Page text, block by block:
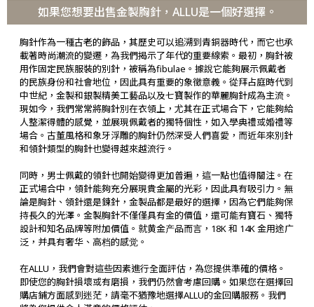
如果您想要出售金製胸針，ALLU是一個好選擇。
胸針作為一種古老的飾品，其歷史可以追溯到青銅器時代，而它也承
載著時尚潮流的變遷，為我們揭示了年代的重要線索。最初，胸針被
用作固定民族服裝的別針，被稱為fibulae。據說它能夠展示佩戴者
的民族身份和社會地位，因此具有重要的象徵意義。從拜占庭時代到
中世紀，金製和銀製精美工藝品以及七寶製作的華麗胸針成為主流。
現如今，我們常常將胸針別在衣領上，尤其在正式場合下，它能夠給
人整潔得體的感覺，並展現佩戴者的獨特個性，如入學典禮或婚禮等
場合。古董風格和象牙浮雕的胸針仍然深受人們喜愛，而近年來別針
和領針類型的胸針也變得越來越流行。
同時，男士佩戴的領針也開始變得更加普遍，這一點也值得關注。在
正式場合中，領針能夠充分展現貴金屬的光彩，因此具有吸引力。無
論是胸針、領針還是鍊針，金製品都是最好的選擇，因為它們能夠保
持長久的光澤。金製胸針不僅僅具有金的價值，還可能有寶石、獨特
設計和知名品牌等附加價值。就黄金产品而言，18K 和 14K 金用途广
泛，并具有奢华、高档的感觉。
在ALLU，我們會對這些因素進行全面評估，為您提供準確的價格。
即使您的胸針損壞或有磨損，我們仍然會考慮回購。如果您在選擇回
購店鋪方面感到迷茫，請毫不猶豫地選擇ALLU的金回購服務。我們